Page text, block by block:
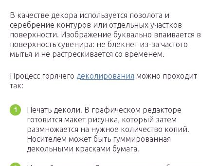
В качестве декора используется позолота и
серебрение контуров или отдельных участков
поверхности. Изображение буквально впаивается в
поверхность сувенира: не блекнет из-за частого
мытья и не растрескивается со временем.
Процесс горячего деколирования можно проходит
так:
Печать деколи. В графическом редакторе
готовится макет рисунка, который затем
размножается на нужное количество копий.
Носителем может быть гуммированная
декольными красками бумага.